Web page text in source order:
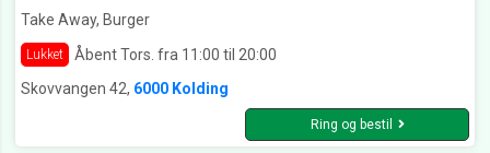
Take Away, Burger
Lukket
Åbent Tors. fra 11:00 til 20:00
Skovvangen 42, 6000 Kolding
Ring og bestil